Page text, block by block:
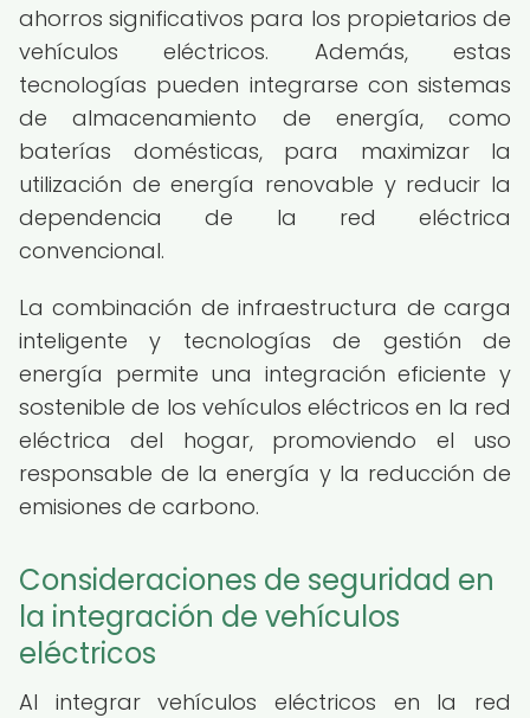
ahorros significativos para los propietarios de
vehículos eléctricos. Además, estas
tecnologías pueden integrarse con sistemas
de almacenamiento de energía, como
baterías domésticas, para maximizar la
utilización de energía renovable y reducir la
dependencia de la red eléctrica
convencional.
La combinación de infraestructura de carga
inteligente y tecnologías de gestión de
energía permite una integración eficiente y
sostenible de los vehículos eléctricos en la red
eléctrica del hogar, promoviendo el uso
responsable de la energía y la reducción de
emisiones de carbono.
Consideraciones de seguridad en
la integración de vehículos
eléctricos
Al integrar vehículos eléctricos en la red